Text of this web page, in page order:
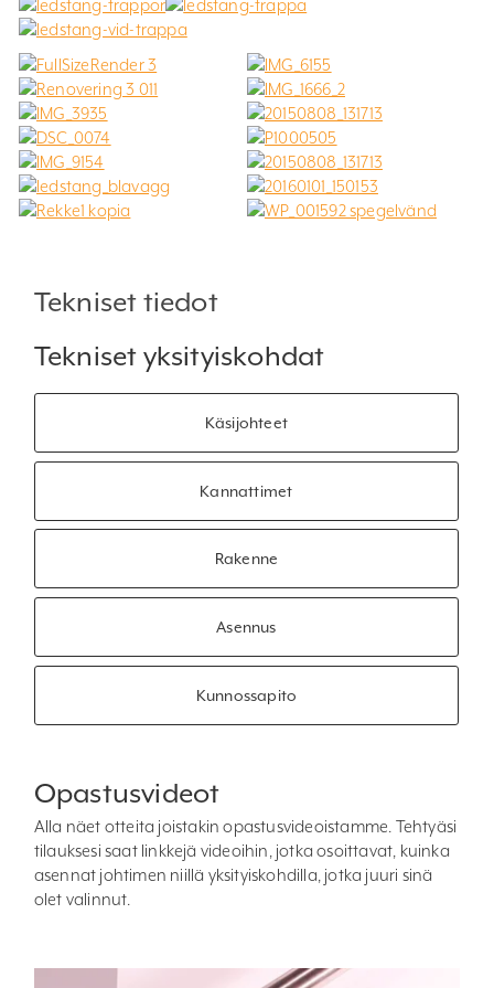
Tekniset tiedot
Tekniset yksityiskohdat
Käsijohteet
Kannattimet
Rakenne
Asennus
Kunnossapito
Opastusvideot
Alla näet otteita joistakin opastusvideoistamme. Tehtyäsi
tilauksesi saat linkkejä videoihin, jotka osoittavat, kuinka
asennat johtimen niillä yksityiskohdilla, jotka juuri sinä
olet valinnut.